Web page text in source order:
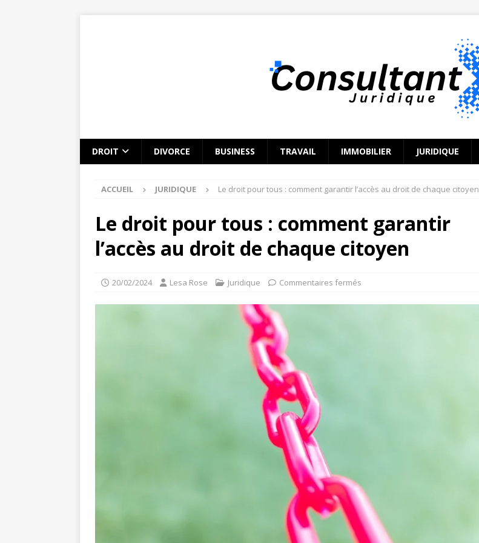
DROIT DIVORCE BUSINESS TRAVAIL IMMOBILIER JURIDIQUE
ACCUEIL JURIDIQUE Le droit pour tous : comment garantir l’accès au droit de chaque citoyen
Le droit pour tous : comment garantir
l’accès au droit de chaque citoyen
20/02/2024 Lesa Rose Juridique Commentaires fermés